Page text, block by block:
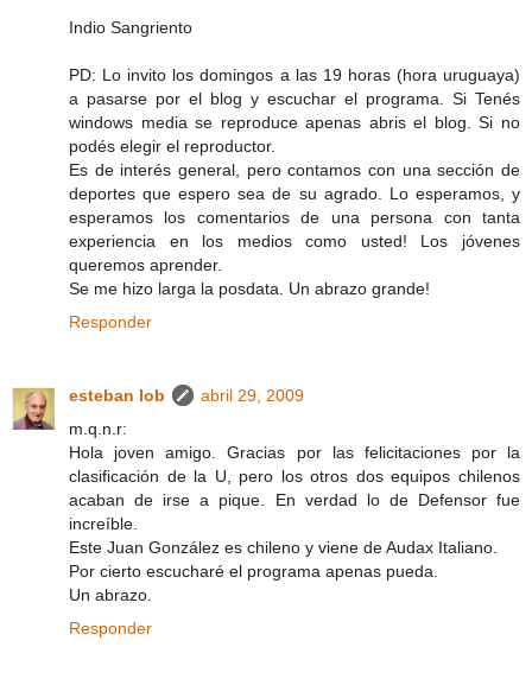
Indio Sangriento
PD: Lo invito los domingos a las 19 horas (hora uruguaya)
a pasarse por el blog y escuchar el programa. Si Tenés
windows media se reproduce apenas abris el blog. Si no
podés elegir el reproductor.
Es de interés general, pero contamos con una sección de
deportes que espero sea de su agrado. Lo esperamos, y
esperamos los comentarios de una persona con tanta
experiencia en los medios como usted! Los jóvenes
queremos aprender.
Se me hizo larga la posdata. Un abrazo grande!
Responder
esteban lob
abril 29, 2009
m.q.n.r:
Hola joven amigo. Gracias por las felicitaciones por la
clasificación de la U, pero los otros dos equipos chilenos
acaban de irse a pique. En verdad lo de Defensor fue
increíble.
Este Juan González es chileno y viene de Audax Italiano.
Por cierto escucharé el programa apenas pueda.
Un abrazo.
Responder